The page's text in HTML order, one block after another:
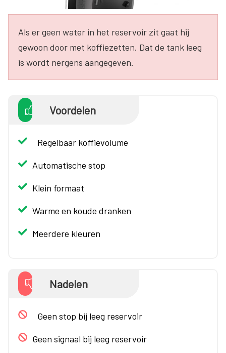
Als er geen water in het reservoir zit gaat hij
gewoon door met koffiezetten. Dat de tank leeg
is wordt nergens aangegeven.
Voordelen
Regelbaar koffievolume
Automatische stop
Klein formaat
Warme en koude dranken
Meerdere kleuren
Nadelen
Geen stop bij leeg reservoir
Geen signaal bij leeg reservoir